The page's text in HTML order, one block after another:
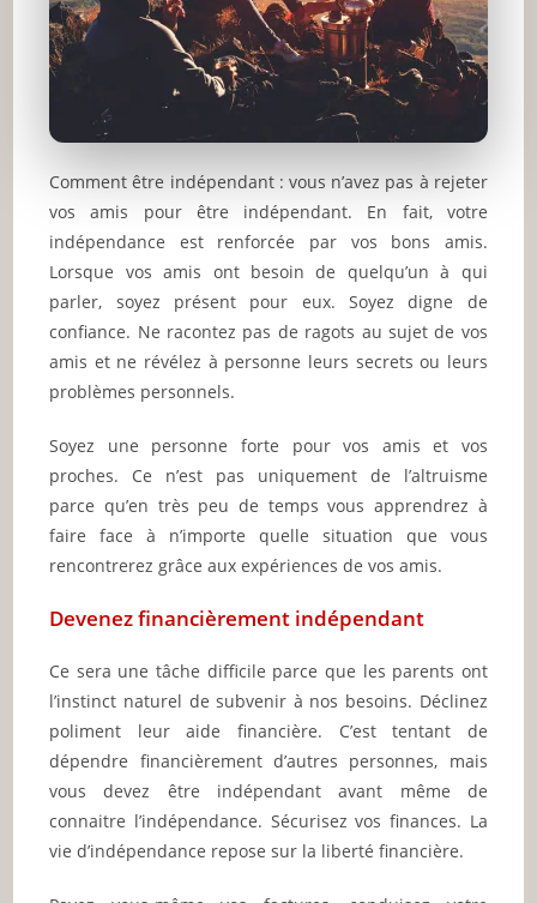
Comment être indépendant : vous n’avez pas à rejeter
vos amis pour être indépendant. En fait, votre
indépendance est renforcée par vos bons amis.
Lorsque vos amis ont besoin de quelqu’un à qui
parler, soyez présent pour eux. Soyez digne de
confiance. Ne racontez pas de ragots au sujet de vos
amis et ne révélez à personne leurs secrets ou leurs
problèmes personnels.
Soyez une personne forte pour vos amis et vos
proches. Ce n’est pas uniquement de l’altruisme
parce qu’en très peu de temps vous apprendrez à
faire face à n’importe quelle situation que vous
rencontrerez grâce aux expériences de vos amis.
Devenez financièrement indépendant
Ce sera une tâche difficile parce que les parents ont
l’instinct naturel de subvenir à nos besoins. Déclinez
poliment leur aide financière. C’est tentant de
dépendre financièrement d’autres personnes, mais
vous devez être indépendant avant même de
connaitre l’indépendance. Sécurisez vos finances. La
vie d’indépendance repose sur la liberté financière.